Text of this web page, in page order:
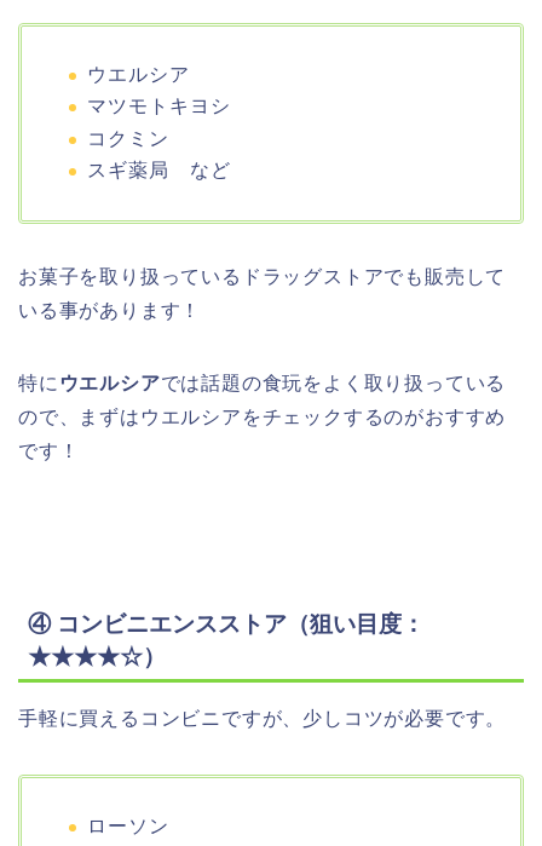
ウエルシア
マツモトキヨシ
コクミン
スギ薬局 など
お菓子を取り扱っているドラッグストアでも販売して
いる事があります！
特に ウエルシアでは話題の食玩をよく取り扱っている
ので、まずはウエルシアをチェックするのがおすすめ
です！
④ コンビニエンスストア（狙い目度：
★★★★☆）
手軽に買えるコンビニですが、少しコツが必要です。
ローソン